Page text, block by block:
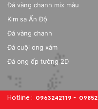
Đá vàng chanh mix màu
Kim sa Ấn Độ
Đá vàng chanh
Đá cuội ong xám
Đá ong ốp tường 2D
© 2023 Copyright
Hotline : 0963242119 -